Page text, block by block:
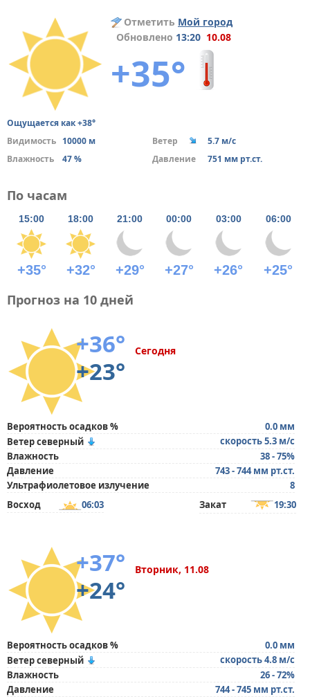
Отметить Мой город
Обновлено 13:20 10.08
+35°
Ощущается как +38°
Видимость 10000 м Ветер
5.7 м/с
Влажность
47 % Давление 751 мм рт.ст.
По часам
15:00 18:00 21:00 00:00 03:00 06:00
+35° +32° +29° +27° +26° +25°
Прогноз на 10 дней
+36°
+23°
Сегодня
Вероятность осадков %
0.0 мм
Ветер северный
скорость 5.3 м/с
Влажность
38 - 75%
Давление
743 - 744 мм рт.ст.
Ультрафиолетовое излучение
8
Восход
06:03 Закат 19:30
+37°
+24°
Вторник, 11.08
Вероятность осадков %
0.0 мм
Ветер северный
скорость 4.8 м/с
Влажность
26 - 72%
Давление
744 - 745 мм рт.ст.